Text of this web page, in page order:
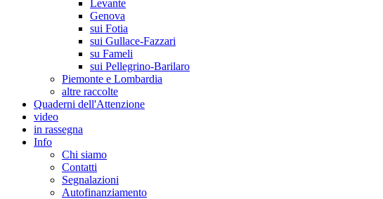
Levante
Genova
sui Fotia
sui Gullace-Fazzari
su Fameli
sui Pellegrino-Barilaro
Piemonte e Lombardia
altre raccolte
Quaderni dell'Attenzione
video
in rassegna
Info
Chi siamo
Contatti
Segnalazioni
Autofinanziamento